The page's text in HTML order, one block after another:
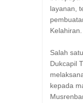
layanan,
Kelahiran.
Salah
Dukcapil
kepada